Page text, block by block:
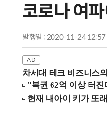
코로나 여
발행일 : 2020-11-24 12:57
차세대 테크 비즈니스